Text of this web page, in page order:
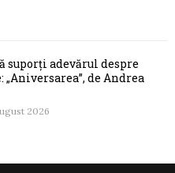
suporți adevărul despre
de Andrea
2026